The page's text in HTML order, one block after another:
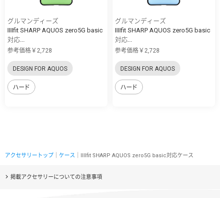
グルマンディーズ
IIIIfit SHARP AQUOS zero5G basic
対応...
参考価格￥2,728
DESIGN FOR AQUOS
ハード
グルマンディーズ
IIIIfit SHARP AQUOS zero5G basic
対応...
参考価格￥2,728
DESIGN FOR AQUOS
ハード
アクセサリートップ ケース ｜IIIIfit SHARP AQUOS zero5G basic対応ケース
掲載アクセサリーについての注意事項